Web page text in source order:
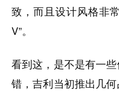
致，而且设计风格非
V”。
看到这，是不是有一
错，吉利当初推出几